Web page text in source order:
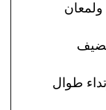
تضيف
طوال